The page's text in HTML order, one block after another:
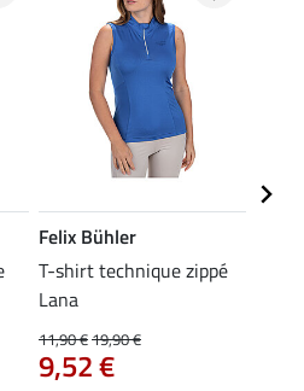
Felix Bühler
T-shirt technique zippé
Lana
11,90 €19,90 €
9,52 €